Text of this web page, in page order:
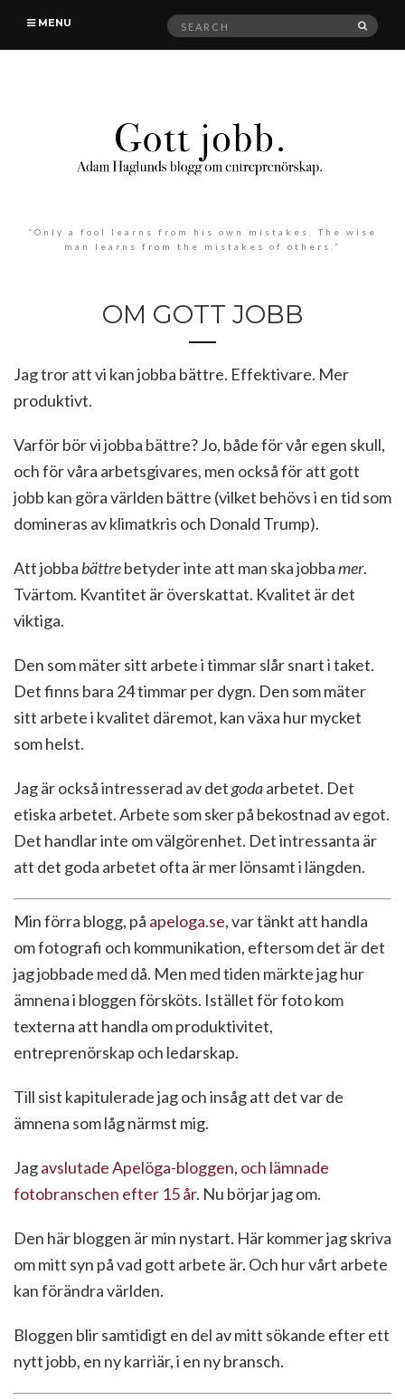
MENU
Search
for:
“Only a fool learns from his own mistakes. The wise
man learns from the mistakes of others.”
OM GOTT JOBB
Jag tror att vi kan jobba bättre. Effektivare. Mer
produktivt.
Varför bör vi jobba bättre? Jo, både för vår egen skull,
och för våra arbetsgivares, men också för att gott
jobb kan göra världen bättre (vilket behövs i en tid som
domineras av klimatkris och Donald Trump).
Att jobbabättrebetyder inte att man ska jobbamer.
Tvärtom. Kvantitet är överskattat. Kvalitet är det
viktiga.
Den som mäter sitt arbete i timmar slår snart i taket.
Det finns bara 24 timmar per dygn. Den som mäter
sitt arbete i kvalitet däremot, kan växa hur mycket
som helst.
Jag är också intresserad av detgodaarbetet. Det
etiska arbetet. Arbete som sker på bekostnad av egot.
Det handlar inte om välgörenhet. Det intressanta är
att det goda arbetet ofta är mer lönsamt i längden.
Min förra blogg, på apeloga.se, var tänkt att handla
om fotografi och kommunikation, eftersom det är det
jag jobbade med då. Men med tiden märkte jag hur
ämnena i bloggen försköts. Istället för foto kom
texterna att handla om produktivitet,
entreprenörskap och ledarskap.
Till sist kapitulerade jag och insåg att det var de
ämnena som låg närmst mig.
Jagavslutade Apelöga-bloggen, och lämnade
fotobranschen efter 15 år. Nu börjar jag om.
Den här bloggen är min nystart. Här kommer jag skriva
om mitt syn på vad gott arbete är. Och hur vårt arbete
kan förändra världen.
Bloggen blir samtidigt en del av mitt sökande efter ett
nytt jobb, en ny karriär, i en ny bransch.